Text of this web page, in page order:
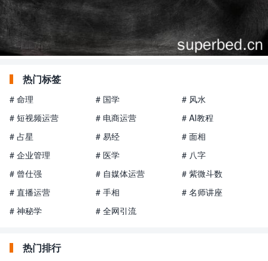
热门标签
# 命理 # 国学
# 风水
# 短视频运营
# 电商运营
# AI教程
# 占星
# 易经
# 面相
# 企业管理
# 医学
# 八字
# 曾仕强
# 自媒体运营
# 紫微斗数
# 直播运营
# 手相
# 名师讲座
# 神秘学
# 全网引流
热门排行